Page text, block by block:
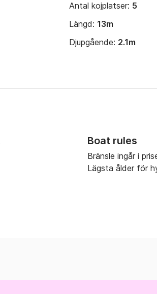
Antal kojplatser: 5
Längd: 13m
Djupgående: 2.1m
Boat rules
Bränsle ingår i
Lägsta ålder för